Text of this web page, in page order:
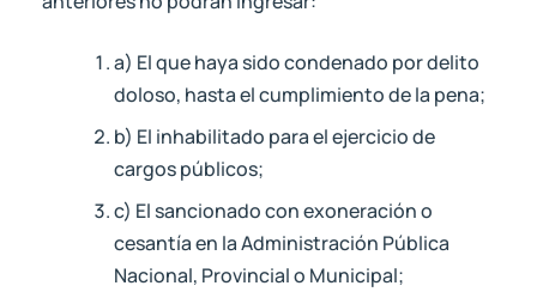
a) El que haya sido condenado por delito
doloso, hasta el cumplimiento de la pena;
b) El inhabilitado para el ejercicio de
cargos públicos;
c) El sancionado con exoneración o
cesantía en la Administración Pública
Nacional, Provincial o Municipal;